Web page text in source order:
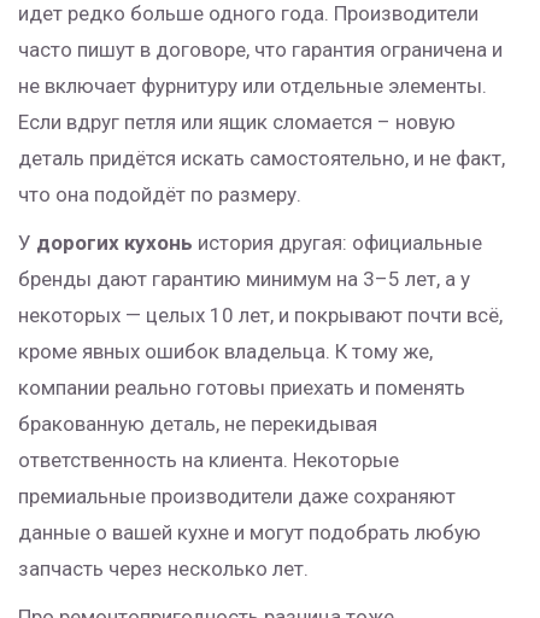
идет редко больше одного года. Производители
часто пишут в договоре, что гарантия ограничена и
не включает фурнитуру или отдельные элементы.
Если вдруг петля или ящик сломается – новую
деталь придётся искать самостоятельно, и не факт,
что она подойдёт по размеру.
У дорогих кухонь история другая: официальные
бренды дают гарантию минимум на 3–5 лет, а у
некоторых — целых 10 лет, и покрывают почти всё,
кроме явных ошибок владельца. К тому же,
компании реально готовы приехать и поменять
бракованную деталь, не перекидывая
ответственность на клиента. Некоторые
премиальные производители даже сохраняют
данные о вашей кухне и могут подобрать любую
запчасть через несколько лет.